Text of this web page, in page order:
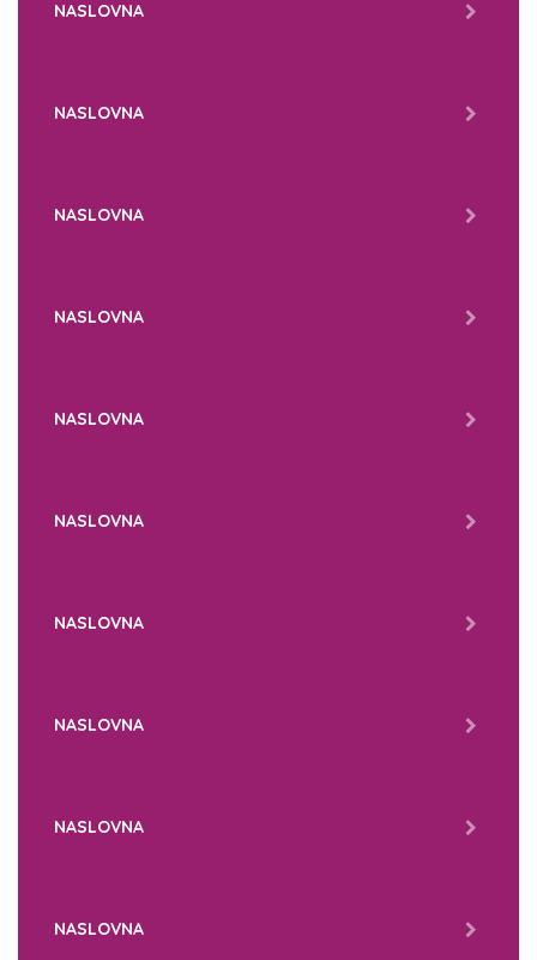
NASLOVNA
NASLOVNA
NASLOVNA
NASLOVNA
NASLOVNA
NASLOVNA
NASLOVNA
NASLOVNA
NASLOVNA
NASLOVNA